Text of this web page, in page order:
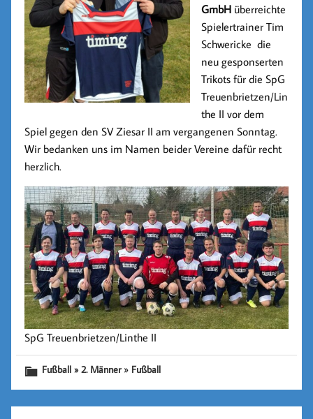
GmbH überreichte
Spielertrainer Tim
Schwericke die
neu gesponserten
Trikots für die SpG
Treuenbrietzen/Lin
the II vor dem
Spiel gegen den SV Ziesar II am vergangenen Sonntag.
Wir bedanken uns im Namen beider Vereine dafür recht
herzlich.
SpG Treuenbrietzen/Linthe II
Fußball » 2. Männer» Fußball